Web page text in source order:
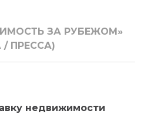
ЗА РУБЕЖОМ»
ПРЕССА)
недвижимости